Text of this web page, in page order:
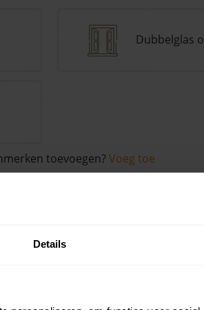
Details
Dubbelglas
toevoegen? Voeg toe